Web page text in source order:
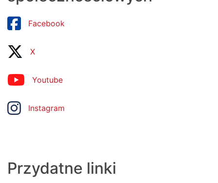
Facebook
X
Youtube
Instagram
Przydatne linki